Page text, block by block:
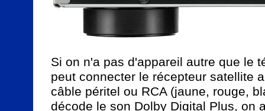
Si on n'a pas d'appareil autre que le
peut connecter le récepteur satellite
câble péritel ou RCA (jaune, rouge,
décode le son Dolby Digital Plus, on